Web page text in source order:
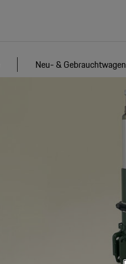
Neu- & Gebrauchtwagen